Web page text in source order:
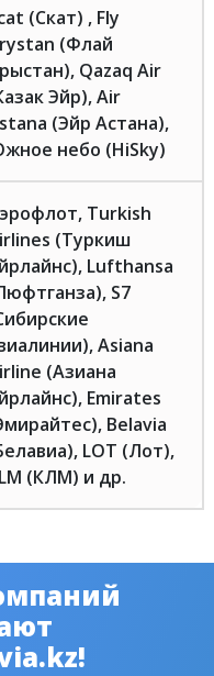
(Скат) , Fly
(Флай
Qazaq Air
Эйр), Air
(Эйр Астана),
небо (HiSky)
Turkish
(Туркиш
Lufthansa
S7
Asiana
(Азиана
Emirates
Belavia
LOT (Лот),
(КЛМ) и др.